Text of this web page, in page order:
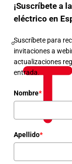
¡Suscríbete a
eléctrico en
Suscríbete para
invitaciones a
actualizaciones
entrada.
Nombre*
Apellido*